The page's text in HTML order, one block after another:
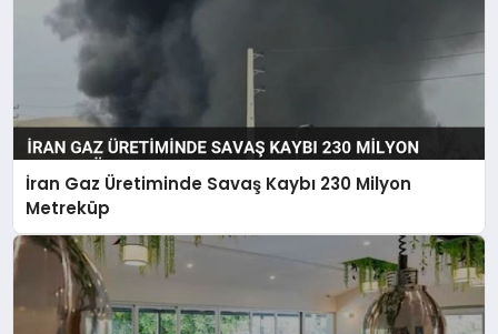
İran Gaz Üretiminde Savaş Kaybı 230 Milyon
Metreküp